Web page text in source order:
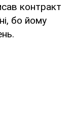
контракт
бо йому